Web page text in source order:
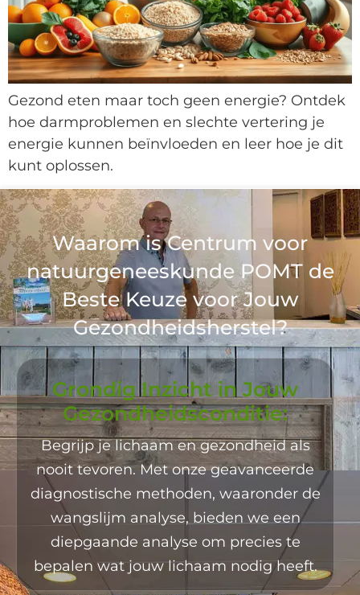
Gezond eten maar toch geen energie? Ontdek
hoe darmproblemen en slechte vertering je
energie kunnen beïnvloeden en leer hoe je dit
kunt oplossen.
Waarom is Centrum voor
natuurgeneeskunde POMT de
Beste Keuze voor Jouw
Gezondheidsherstel?
Grondig Inzicht in Jouw
Gezondheidsconditie:
Begrijp je lichaam en gezondheid als
nooit tevoren. Met onze geavanceerde
diagnostische methoden, waaronder de
wangslijm analyse, bieden we een
diepgaande analyse om precies te
bepalen wat jouw lichaam nodig heeft.